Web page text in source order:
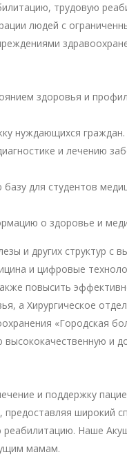
трудовую
людей с
здоровья и
нуждающихся граждан.
и лечению
для студентов
о здоровье и
и других структур с
и цифровые
повысить
а Хирургическое
«Городская
и
и поддержку
широкий
Наше
мамам.